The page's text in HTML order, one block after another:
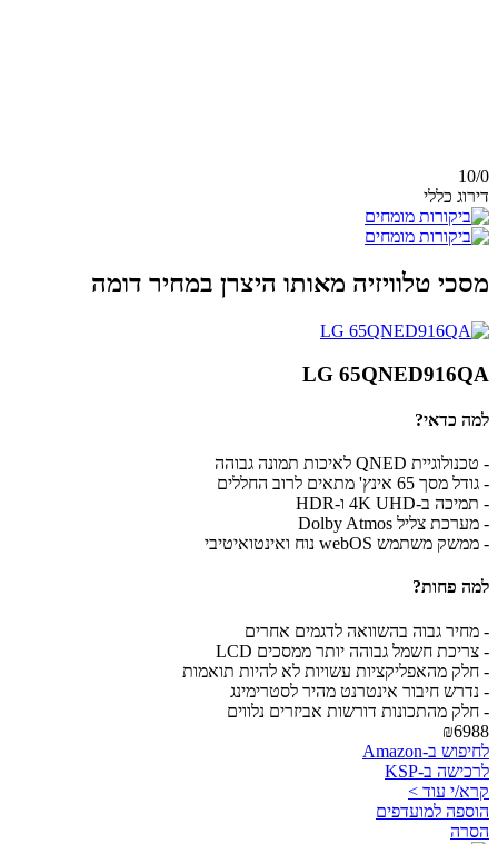
10/0
דירוג כללי
מסכי טלוויזיה מאותו היצרן במחיר דומה
LG 65QNED916QA
למה כדאי?
- טכנולוגיית QNED לאיכות תמונה גבוהה
- גודל מסך 65 אינץ' מתאים לרוב החללים
- תמיכה ב-4K UHD ו-HDR
- מערכת צליל Dolby Atmos
- ממשק משתמש webOS נוח ואינטואיטיבי
למה פחות?
- מחיר גבוה בהשוואה לדגמים אחרים
- צריכת חשמל גבוהה יותר ממסכים LCD
- חלק מהאפליקציות עשויות לא להיות תואמות
- נדרש חיבור אינטרנט מהיר לסטרימינג
- חלק מהתכונות דורשות אביזרים נלווים
₪6988
לחיפוש ב-Amazon
לרכישה ב-KSP
קרא/י עוד >
הוספה למועדפים
הסרה